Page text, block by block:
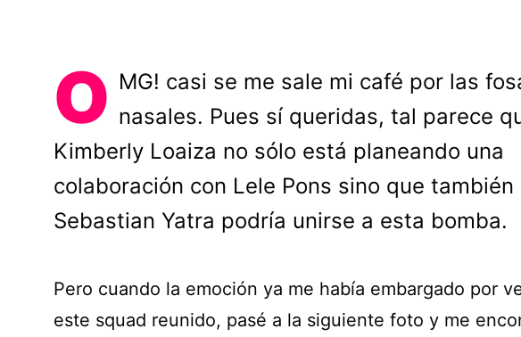
O MG! casi se me sale mi café por las
nasales. Pues sí queridas, tal parece
Kimberly Loaiza no sólo está planeando una
colaboración con Lele Pons sino que también
Sebastian Yatra podría unirse a esta bomba.
Pero cuando la emoción ya me había embargado por
este squad reunido, pasé a la siguiente foto y me